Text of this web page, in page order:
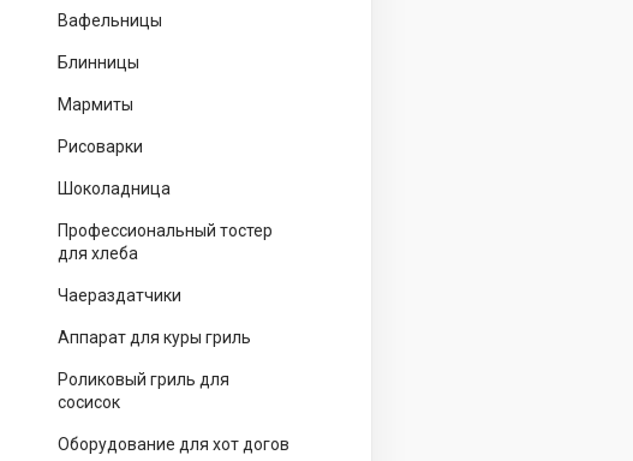
Вафельницы
Блинницы
Мармиты
Рисоварки
Шоколадница
Профессиональный тостер
для хлеба
Чаераздатчики
Аппарат для куры гриль
Роликовый гриль для
сосисок
Оборудование для хот догов